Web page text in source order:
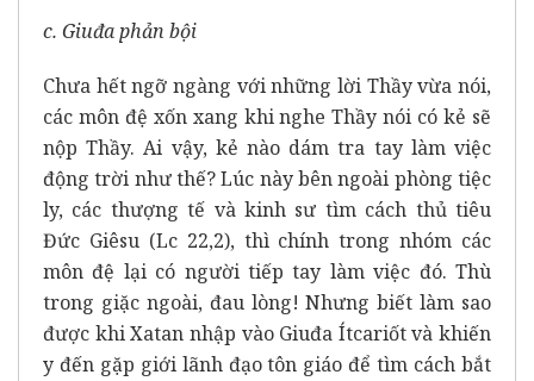
c. Giuđa phản bội
Chưa hết ngỡ ngàng với những lời Thầy vừa nói,
các môn đệ xốn xang khi nghe Thầy nói có kẻ sẽ
nộp Thầy. Ai vậy, kẻ nào dám tra tay làm việc
động trời như thế? Lúc này bên ngoài phòng tiệc
ly, các thượng tế và kinh sư tìm cách thủ tiêu
Đức Giêsu (Lc 22,2), thì chính trong nhóm các
môn đệ lại có người tiếp tay làm việc đó. Thù
trong giặc ngoài, đau lòng! Nhưng biết làm sao
được khi Xatan nhập vào Giuđa Ítcariốt và khiến
y đến gặp giới lãnh đạo tôn giáo để tìm cách bắt